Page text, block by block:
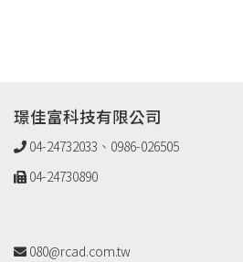
璟佳富科技有限公司
04-24732033、0986-026505
04-24730890
080@rcad.com.tw